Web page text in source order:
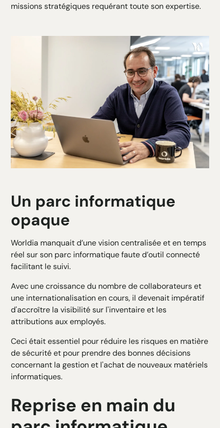
missions stratégiques requérant toute son expertise.
Un parc informatique
opaque
Worldia manquait d’une vision centralisée et en temps
réel sur son parc informatique faute d’outil connecté
facilitant le suivi.
Avec une croissance du nombre de collaborateurs et
une internationalisation en cours, il devenait impératif
d'accroître la visibilité sur l'inventaire et les
attributions aux employés.
Ceci était essentiel pour réduire les risques en matière
de sécurité et pour prendre des bonnes décisions
concernant la gestion et l'achat de nouveaux matériels
informatiques.
Reprise en main du